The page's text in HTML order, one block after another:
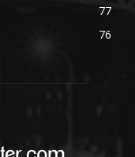
77
76